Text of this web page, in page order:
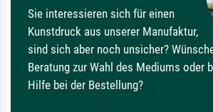
Sie interessieren sich für einen
Kunstdruck aus unserer Manufaktur,
sind sich aber noch unsicher?
Beratung zur Wahl des Mediums oder
Hilfe bei der Bestellung?